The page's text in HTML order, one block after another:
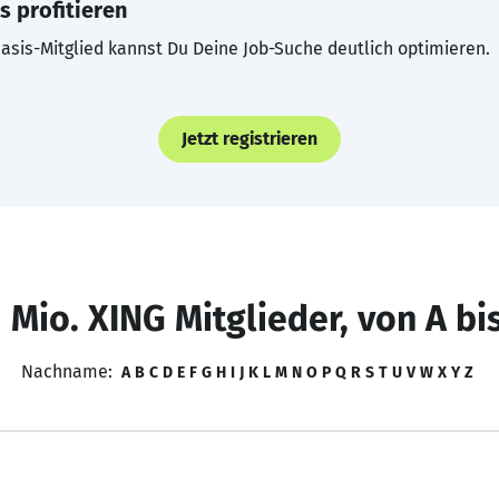
profitieren
Mitglied kannst Du Deine Job-Suche deutlich optimieren.
Jetzt registrieren
Mio. XING Mitglieder, von A
Nachname: A B C D E F G H I J K L M N O P Q R S T U V W X Y Z